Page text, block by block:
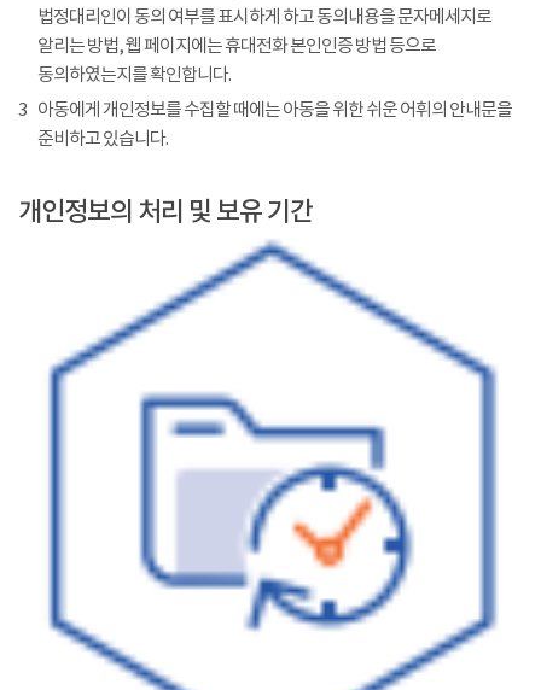
법정대리인이 동의 여부를 표시하게 하고 동의내용을 문자메세지로
알리는 방법, 웹 페이지에는 휴대전화 본인인증 방법 등으로
동의하였는지를 확인합니다.
3 아동에게 개인정보를 수집할 때에는 아동을 위한 쉬운 어휘의 안내문을
준비하고 있습니다.
개인정보의 처리 및 보유 기간